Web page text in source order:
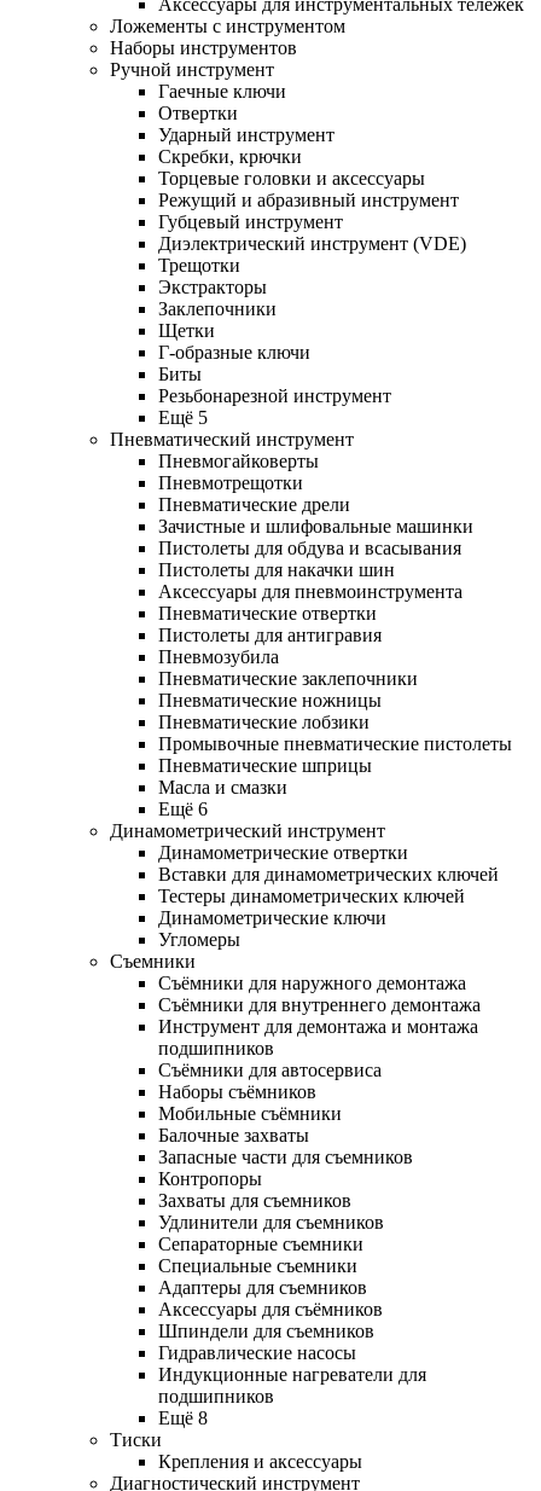
Аксессуары для инструментальных тележек
Ложементы с инструментом
Наборы инструментов
Ручной инструмент
Гаечные ключи
Отвертки
Ударный инструмент
Скребки, крючки
Торцевые головки и аксессуары
Режущий и абразивный инструмент
Губцевый инструмент
Диэлектрический инструмент (VDE)
Трещотки
Экстракторы
Заклепочники
Щетки
Г-образные ключи
Биты
Резьбонарезной инструмент
Ещё 5
Пневматический инструмент
Пневмогайковерты
Пневмотрещотки
Пневматические дрели
Зачистные и шлифовальные машинки
Пистолеты для обдува и всасывания
Пистолеты для накачки шин
Аксессуары для пневмоинструмента
Пневматические отвертки
Пистолеты для антигравия
Пневмозубила
Пневматические заклепочники
Пневматические ножницы
Пневматические лобзики
Промывочные пневматические пистолеты
Пневматические шприцы
Масла и смазки
Ещё 6
Динамометрический инструмент
Динамометрические отвертки
Вставки для динамометрических ключей
Тестеры динамометрических ключей
Динамометрические ключи
Угломеры
Съемники
Съёмники для наружного демонтажа
Съёмники для внутреннего демонтажа
Инструмент для демонтажа и монтажа
подшипников
Съёмники для автосервиса
Наборы съёмников
Мобильные съёмники
Балочные захваты
Запасные части для съемников
Контропоры
Захваты для съемников
Удлинители для съемников
Сепараторные съемники
Специальные съемники
Адаптеры для съемников
Аксессуары для съёмников
Шпиндели для съемников
Гидравлические насосы
Индукционные нагреватели для
подшипников
Ещё 8
Тиски
Крепления и аксессуары
Диагностический инструмент